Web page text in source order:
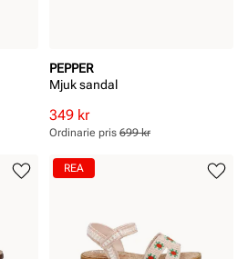
PEPPER
Mjuk sandal
Rabatterat
pris
Pris
349 kr
Ordinarie
pris
Pris
Ordinarie pris 699 kr
REA